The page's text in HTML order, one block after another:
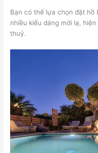
Bạn có thể lựa chọn đặt hồ
nhiều kiểu dáng mới lạ,
thuỷ.